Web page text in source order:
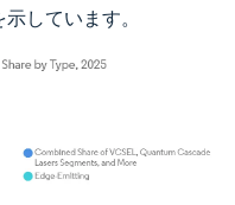
しています。